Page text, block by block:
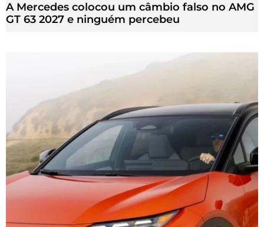
A Mercedes colocou um câmbio falso no AMG
GT 63 2027 e ninguém percebeu